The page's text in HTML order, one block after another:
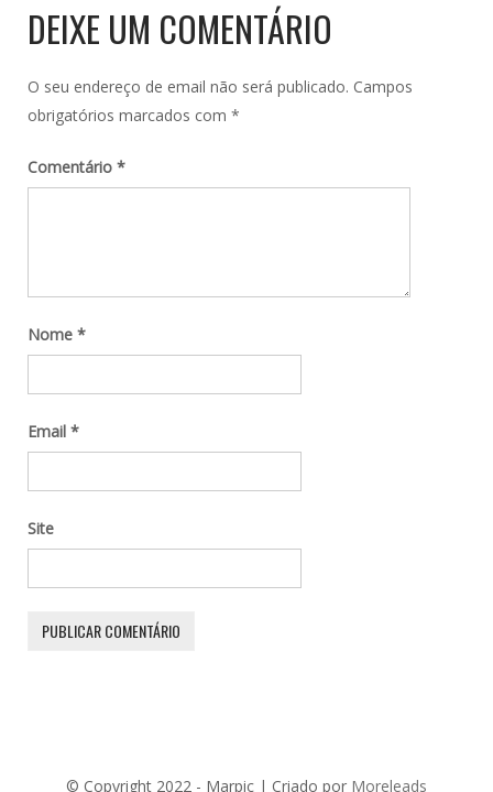
DEIXE UM COMENTÁRIO
O seu endereço de email não será publicado. Campos
obrigatórios marcados com *
Comentário *
Nome *
Email *
Site
© Copyright 2022 - Marpic | Criado por Moreleads